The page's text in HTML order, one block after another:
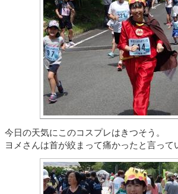
今日の天気にこのコスプレはきつそう。
ヨメさんは首が絞まって痛かったと言って